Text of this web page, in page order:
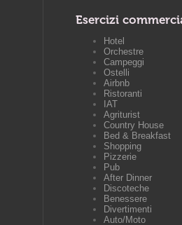
Esercizi
Hotel
Orchestre
Campeggi
Ostelli
Airbnb
Ristoranti
IAT
Agriturist
Country House
Bed & Breakfast
Shopping
Pizzerie
Pub
After Dinner
Discoteche
Benessere
Divertimenti
Auto/Moto